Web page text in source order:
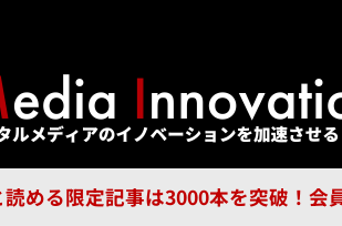
める限定記事は3000本を突破！会
広告 企業 特集